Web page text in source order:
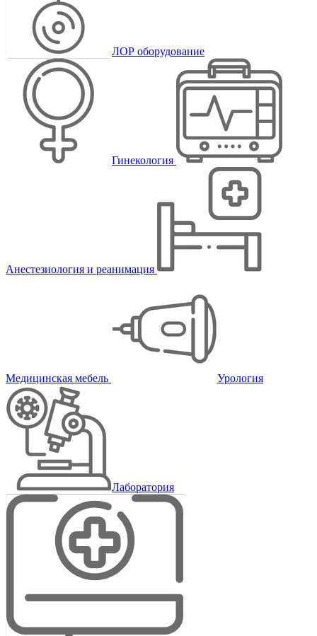
ЛОР оборудование
Гинекология
Анестезиология и реанимация
Медицинская мебель Урология
Лаборатория